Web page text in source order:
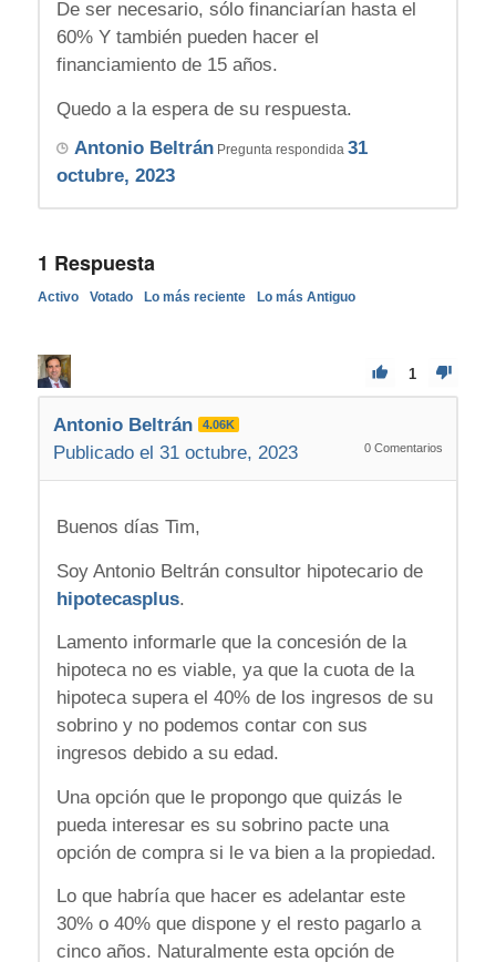
De ser necesario, sólo financiarían hasta el
60% Y también pueden hacer el
financiamiento de 15 años.
Quedo a la espera de su respuesta.
Antonio BeltránPregunta respondida 31
octubre, 2023
1 Respuesta
Activo Votado Lo más reciente Lo más Antiguo
1
Antonio Beltrán 4.06K
Publicado el 31 octubre, 2023 0 Comentarios
Buenos días Tim,
Soy Antonio Beltrán consultor hipotecario de
hipotecasplus.
Lamento informarle que la concesión de la
hipoteca no es viable, ya que la cuota de la
hipoteca supera el 40% de los ingresos de su
sobrino y no podemos contar con sus
ingresos debido a su edad.
Una opción que le propongo que quizás le
pueda interesar es su sobrino pacte una
opción de compra si le va bien a la propiedad.
Lo que habría que hacer es adelantar este
30% o 40% que dispone y el resto pagarlo a
cinco años. Naturalmente esta opción de